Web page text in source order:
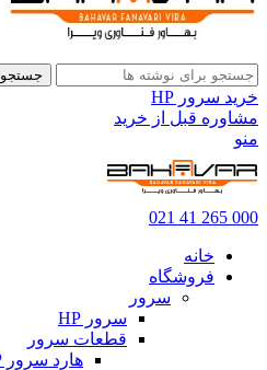
جستجو
خرید سرور HP
مشاوره قبل از خرید
منو
000 265 41 021
خانه
فروشگاه
سرور
سرور HP
قطعات سرور
هارد سرور HP